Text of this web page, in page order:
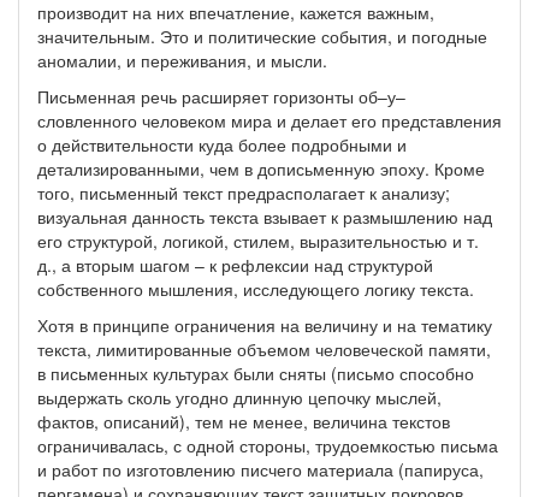
производит на них впечатление, кажется важным,
значительным. Это и политические события, и погодные
аномалии, и переживания, и мысли.
Письменная речь расширяет горизонты об–у–
словленного человеком мира и делает его представления
о действительности куда более подробными и
детализированными, чем в дописьменную эпоху. Кроме
того, письменный текст предрасполагает к анализу;
визуальная данность текста взывает к размышлению над
его структурой, логикой, стилем, выразительностью и т.
д., а вторым шагом – к рефлексии над структурой
собственного мышления, исследующего логику текста.
Хотя в принципе ограничения на величину и на тематику
текста, лимитированные объемом человеческой памяти,
в письменных культурах были сняты (письмо способно
выдержать сколь угодно длинную цепочку мыслей,
фактов, описаний), тем не менее, величина текстов
ограничивалась, с одной стороны, трудоемкостью письма
и работ по изготовлению писчего материала (папируса,